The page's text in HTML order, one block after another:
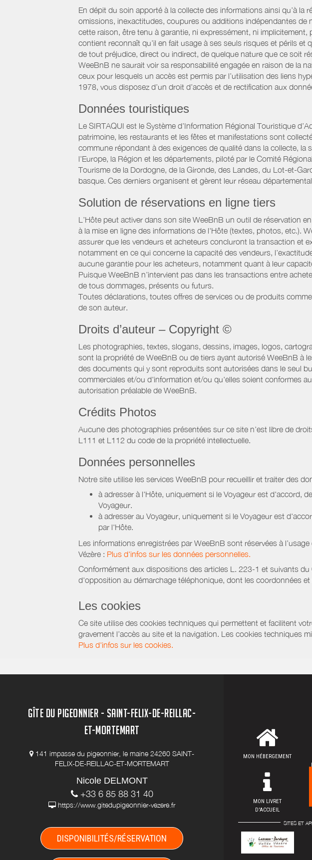
En dépit du soin apporté à la collecte des informations ainsi qu’à
omissions, inexactitudes, coupures ou additions indépendantes de
cette raison, être tenu à garantie, ni expressément, ni
contient reconnaît qu’il en fait usage à ses seuls risques et périls
de tout préjudice, direct ou indirect, de quelque nature que ce soit
WeeBnB ne saurait voir sa responsabilité engagée en raison de la
ceux pour lesquels un accès est permis par l’utilisation des liens
1978, vous disposez d’un droit d’accès et de rectification aux
Données touristiques
Le SIRTAQUI est le Système d’Information Régional Touristique
patrimoine, les restaurants et les fêtes et manifestations sont
commune répondant à des exigences de qualité dans la collecte, la
l’Europe, la Région et les départements, piloté par le Comité
Tourisme de la Dordogne, de la Gironde, des Landes, du Lot-et-
basque. Ces derniers organisent et gèrent leur réseau
Solution de réservations en ligne tiers
L’Hôte peut activer dans son site WeeBnB un outil de réservation
à la mise en ligne des informations de l'Hôte (textes, photos, etc.).
assurer que les vendeurs et acheteurs concluront la transaction et
notamment en ce qui concerne la capacité des vendeurs,
aucune garantie pour les acheteurs, notamment quant à leur
Puisque WeeBnB n’intervient pas dans les transactions entre
de tous dommages, présents ou futurs.
Toutes déclarations, toutes offres de services ou de produits
de son auteur.
Droits d’auteur – Copyright ©
Les photographies, textes, slogans, dessins, images, logos,
sont la propriété de WeeBnB ou de tiers ayant autorisé WeeBnB à
des documents qui y sont reproduits sont autorisées dans le seul
commerciales et/ou d'information et/ou qu'elles soient conformes
autorisation préalable de WeeBnB.
Crédits Photos
Aucune des photographies présentées sur ce site n’est libre de
L111 et L112 du code de la propriété intellectuelle.
Données personnelles
Notre site utilise les services WeeBnB pour recueillir et traiter des
à adresser à l'Hôte, uniquement si le Voyageur est d'accord,
Voyageur.
à adresser au Voyageur, uniquement si le Voyageur est
par l'Hôte.
Les informations enregistrées par WeeBnB sont réservées à
Vézère : Plus d'infos sur les données personnelles.
Conformément aux dispositions des articles L. 223-1 et suivants
d'opposition au démarchage téléphonique, dont les coordonnées
Les cookies
Ce site utilise des cookies techniques qui permettent et facilitent
gravement l’accès au site et la navigation. Les cookies techniques
Plus d'infos sur les cookies.
GÎTE DU PIGEONNIER - SAINT-FELIX-DE-REILLAC-
ET-MORTEMART
141 impasse du pigeonnier, le maine 24260 SAINT-
FELIX-DE-REILLAC-ET-MORTEMART
Nicole DELMONT
+33 6 85 88 31 40
https://www.gitedupigeonnier-vezere.fr
DISPONIBILITÉS/RÉSERVATION
MON HÉBERGEMENT
MON LIVRET
D'ACCUEIL
SITES ET